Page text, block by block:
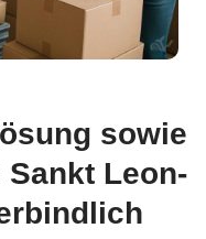
sowie
Leon-